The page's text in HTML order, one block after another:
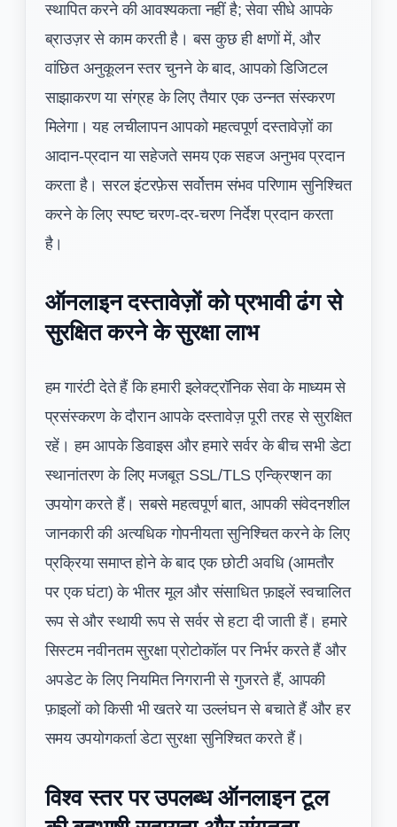
स्थापित करने की आवश्यकता नहीं है; सेवा सीधे आपके
ब्राउज़र से काम करती है। बस कुछ ही क्षणों में, और
वांछित अनुकूलन स्तर चुनने के बाद, आपको डिजिटल
साझाकरण या संग्रह के लिए तैयार एक उन्नत संस्करण
मिलेगा। यह लचीलापन आपको महत्वपूर्ण दस्तावेज़ों का
आदान-प्रदान या सहेजते समय एक सहज अनुभव प्रदान
करता है। सरल इंटरफ़ेस सर्वोत्तम संभव परिणाम सुनिश्चित
करने के लिए स्पष्ट चरण-दर-चरण निर्देश प्रदान करता
है।
ऑनलाइन दस्तावेज़ों को प्रभावी ढंग से
सुरक्षित करने के सुरक्षा लाभ
हम गारंटी देते हैं कि हमारी इलेक्ट्रॉनिक सेवा के माध्यम से
प्रसंस्करण के दौरान आपके दस्तावेज़ पूरी तरह से सुरक्षित
रहें। हम आपके डिवाइस और हमारे सर्वर के बीच सभी डेटा
स्थानांतरण के लिए मजबूत SSL/TLS एन्क्रिप्शन का
उपयोग करते हैं। सबसे महत्वपूर्ण बात, आपकी संवेदनशील
जानकारी की अत्यधिक गोपनीयता सुनिश्चित करने के लिए
प्रक्रिया समाप्त होने के बाद एक छोटी अवधि (आमतौर
पर एक घंटा) के भीतर मूल और संसाधित फ़ाइलें स्वचालित
रूप से और स्थायी रूप से सर्वर से हटा दी जाती हैं। हमारे
सिस्टम नवीनतम सुरक्षा प्रोटोकॉल पर निर्भर करते हैं और
अपडेट के लिए नियमित निगरानी से गुजरते हैं, आपकी
फ़ाइलों को किसी भी खतरे या उल्लंघन से बचाते हैं और हर
समय उपयोगकर्ता डेटा सुरक्षा सुनिश्चित करते हैं।
विश्व स्तर पर उपलब्ध ऑनलाइन टूल